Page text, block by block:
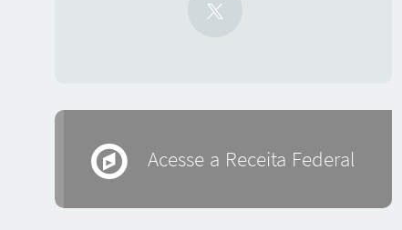
Acesse a Receita Federal